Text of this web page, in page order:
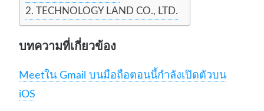
TECHNOLOGY LAND CO., LTD.
บทความที่เกี่ยวข้อง
Meetใน Gmail บนมือถือตอนนี้กำลังเปิดตัวบน
iOS